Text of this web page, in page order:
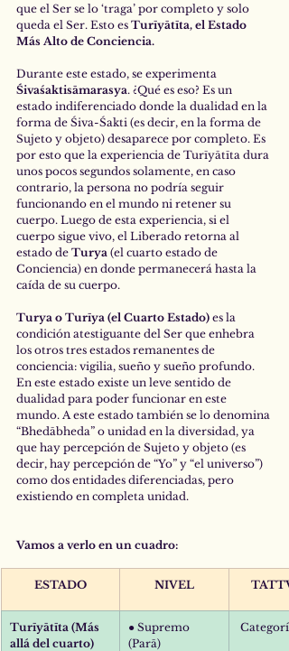
que el Ser se lo ‘traga’ por completo y solo
queda el Ser. Esto es Turīyātīta, el Estado
Más Alto de Conciencia.
Durante este estado, se experimenta
Śivaśaktisāmarasya. ¿Qué es eso? Es un
estado indiferenciado donde la dualidad en la
forma de Śiva-Śakti (es decir, en la forma de
Sujeto y objeto) desaparece por completo. Es
por esto que la experiencia de Turīyātīta dura
unos pocos segundos solamente, en caso
contrario, la persona no podría seguir
funcionando en el mundo ni retener su
cuerpo. Luego de esta experiencia, si el
cuerpo sigue vivo, el Liberado retorna al
estado de Turya (el cuarto estado de
Conciencia) en donde permanecerá hasta la
caída de su cuerpo.
Turya o Turīya (el Cuarto Estado) es la
condición atestiguante del Ser que enhebra
los otros tres estados remanentes de
conciencia: vigilia, sueño y sueño profundo.
En este estado existe un leve sentido de
dualidad para poder funcionar en este
mundo. A este estado también se lo denomina
“Bhedābheda” o unidad en la diversidad, ya
que hay percepción de Sujeto y objeto (es
decir, hay percepción de “Yo” y “el universo”)
como dos entidades diferenciadas, pero
existiendo en completa unidad.
Vamos a verlo en un cuadro:
ESTADO NIVEL
Turīyātīta (Más
allá del cuarto)
● Supremo
(Parā)